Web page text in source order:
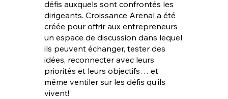
défis auxquels sont confrontés les
dirigeants. Croissance Arenal a été
créée pour offrir aux entrepreneurs
un espace de discussion dans lequel
ils peuvent échanger, tester des
idées, reconnecter avec leurs
priorités et leurs objectifs… et
même ventiler sur les défis qu’ils
vivent!